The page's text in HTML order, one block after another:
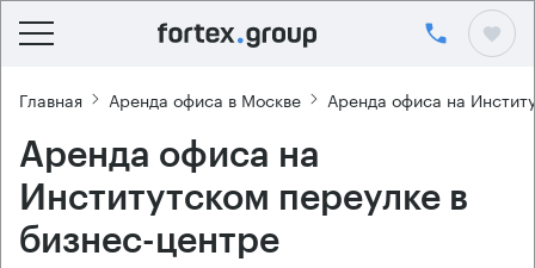
Главная Аренда офиса в Москве Аренда офиса на
Аренда офиса на
Институтском переулке в
бизнес-центре